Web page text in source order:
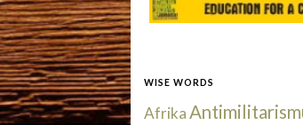
WISE WORDS
Afrika